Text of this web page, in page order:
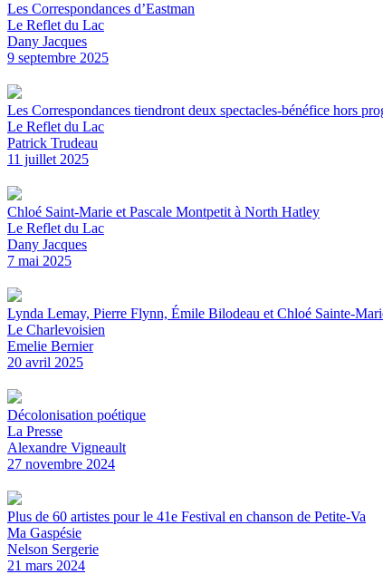
Les Correspondances d’Eastman
Le Reflet du Lac
Dany Jacques
9 septembre 2025
Les Correspondances tiendront deux spectacles-bénéfice hors
Le Reflet du Lac
Patrick Trudeau
11 juillet 2025
Chloé Saint-Marie et Pascale Montpetit à North Hatley
Le Reflet du Lac
Dany Jacques
7 mai 2025
Lynda Lemay, Pierre Flynn, Émile Bilodeau et Chloé Sainte-
Le Charlevoisien
Emelie Bernier
20 avril 2025
Décolonisation poétique
La Presse
Alexandre Vigneault
27 novembre 2024
Plus de 60 artistes pour le 41e Festival en chanson de Petite-Va
Ma Gaspésie
Nelson Sergerie
21 mars 2024